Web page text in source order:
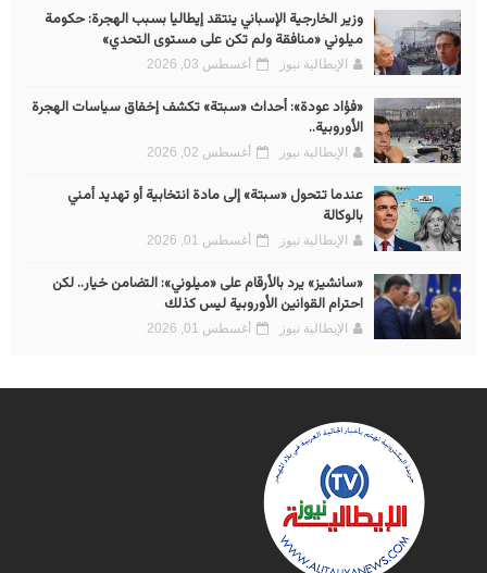
وزير الخارجية الإسباني ينتقد إيطاليا بسبب الهجرة: حكومة
ميلوني «منافقة ولم تكن على مستوى التحدي»
الإيطالية نيوز أغسطس 03, 2026
«فؤاد عودة»: أحداث «سبتة» تكشف إخفاق سياسات الهجرة
الأوروبية..
الإيطالية نيوز أغسطس 02, 2026
عندما تتحول «سبتة» إلى مادة انتخابية أو تهديد أمني
بالوكالة
الإيطالية نيوز أغسطس 01, 2026
«سانشيز» يرد بالأرقام على «ميلوني»: التضامن خيار.. لكن
احترام القوانين الأوروبية ليس كذلك
الإيطالية نيوز أغسطس 01, 2026